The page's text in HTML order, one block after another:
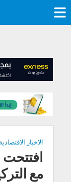
الاخبار الاقتصادية
مع